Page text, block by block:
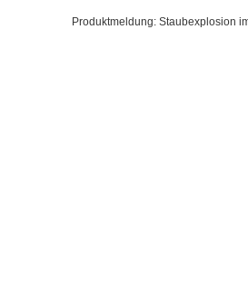
Produktmeldung: Staubexplosion